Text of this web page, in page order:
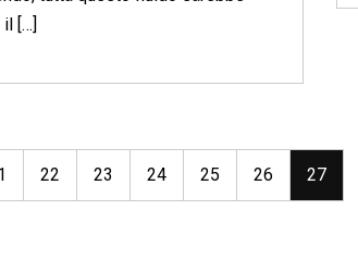
[…]
22 23 24 25 26 27